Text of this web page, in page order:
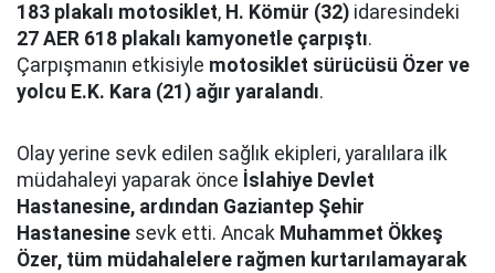
183 plakalı motosiklet, H. Kömür (32) idaresindeki
27 AER 618 plakalı kamyonetle çarpıştı.
Çarpışmanın etkisiyle motosiklet sürücüsü Özer ve
yolcu E.K. Kara (21) ağır yaralandı.
Olay yerine sevk edilen sağlık ekipleri, yaralılara ilk
müdahaleyi yaparak önce İslahiye Devlet
Hastanesine, ardından Gaziantep Şehir
Hastanesine sevk etti. Ancak Muhammet Ökkeş
Özer, tüm müdahalelere rağmen kurtarılamayarak